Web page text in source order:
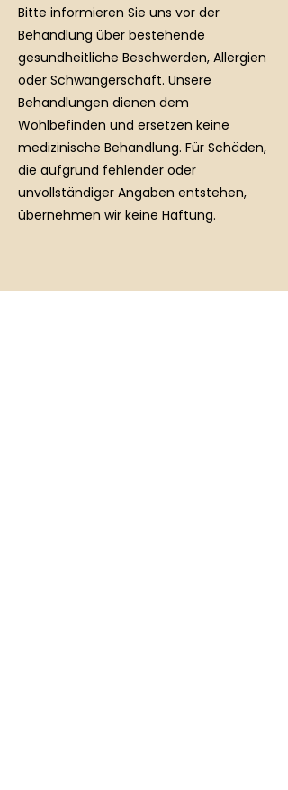
Bitte informieren Sie uns vor der
Behandlung über bestehende
gesundheitliche Beschwerden, Allergien
oder Schwangerschaft. Unsere
Behandlungen dienen dem
Wohlbefinden und ersetzen keine
medizinische Behandlung. Für Schäden,
die aufgrund fehlender oder
unvollständiger Angaben entstehen,